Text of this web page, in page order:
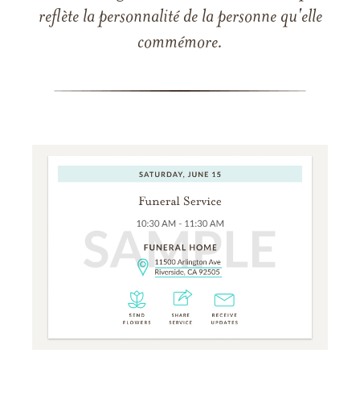
reflète la personnalité de la personne qu'elle
commémore.